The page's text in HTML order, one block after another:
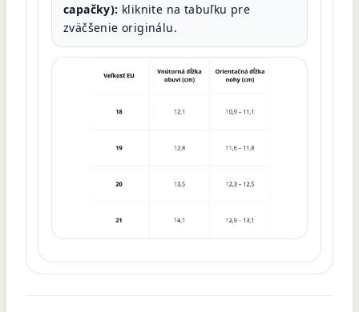
capačky): kliknite na tabuľku pre
zväčšenie originálu.